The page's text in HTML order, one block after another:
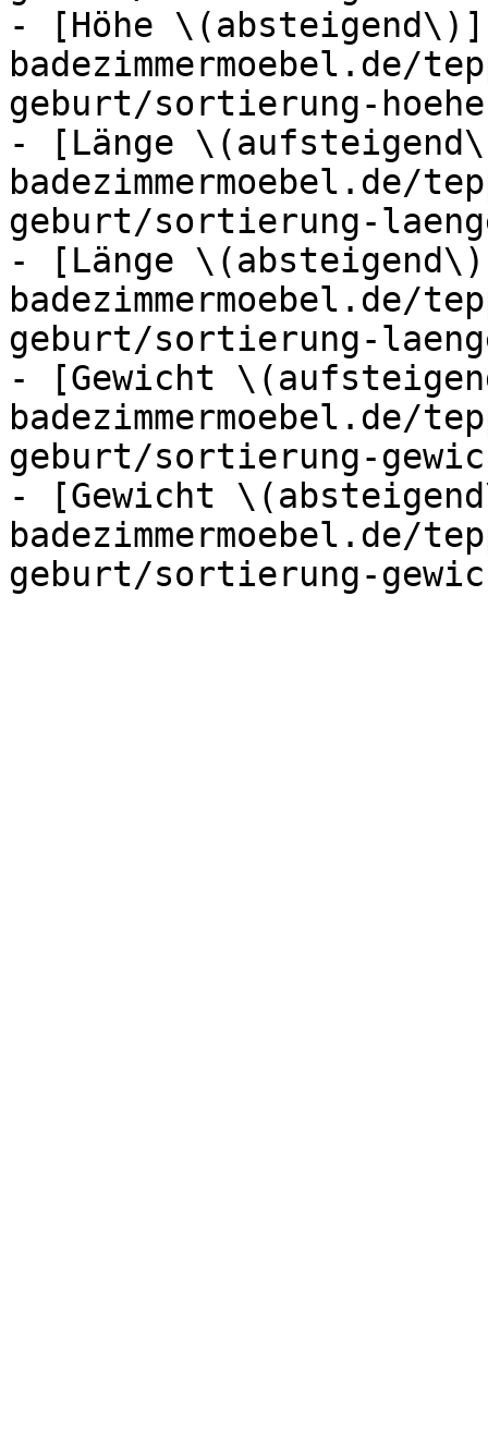
- [Höhe
badezimmermoebel.de/
geburt/sortierung-
- [Länge
badezimmermoebel.de/
geburt/sortierung-
- [Länge
badezimmermoebel.de/
geburt/sortierung-
- [Gewicht
badezimmermoebel.de/
geburt/sortierung-
- [Gewicht
badezimmermoebel.de/